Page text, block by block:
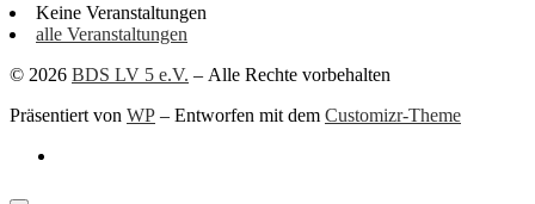
Keine Veranstaltungen
alle Veranstaltungen
© 2026 BDS LV 5 e.V. – Alle Rechte vorbehalten
Präsentiert von WP – Entworfen mit dem Customizr-Theme